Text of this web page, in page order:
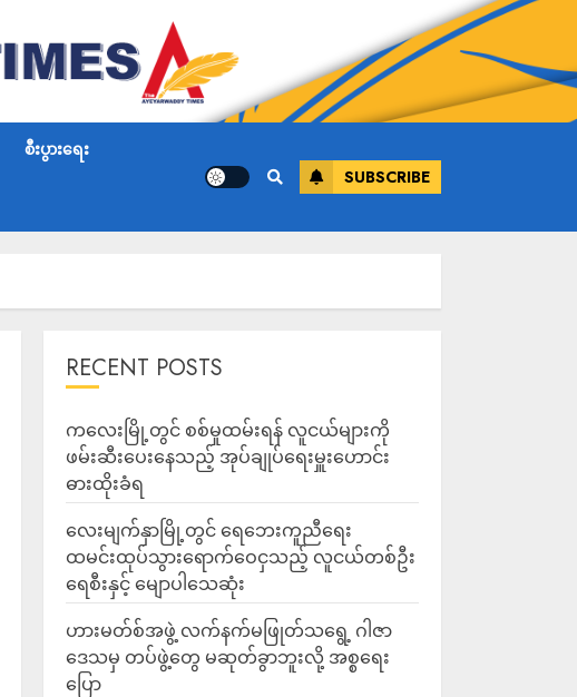
စီးပွားရေး
SUBSCRIBE
RECENT POSTS
ကလေးမြို့တွင် စစ်မှုထမ်းရန် လူငယ်များကို
ဖမ်းဆီးပေးနေသည့် အုပ်ချုပ်ရေးမှူးဟောင်း
ဓားထိုးခံရ
လေးမျက်နှာမြို့တွင် ရေဘေးကူညီရေး
ထမင်းထုပ်သွားရောက်ဝေငှသည့် လူငယ်တစ်ဦး
ရေစီးနှင့် မျောပါသေဆုံး
ဟားမတ်စ်အဖွဲ့ လက်နက်မဖြုတ်သရွေ့ ဂါဇာ
ဒေသမှ တပ်ဖွဲ့တွေ မဆုတ်ခွာဘူးလို့ အစ္စရေး
ပြော